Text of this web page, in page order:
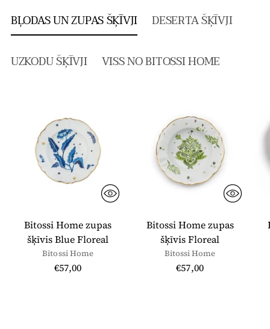
BĻODAS UN ZUPAS ŠĶĪVJI DESERTA ŠĶĪVJI
UZKODU ŠĶĪVJI VISS NO BITOSSI HOME
Bitossi Home zupas
šķīvis Blue Floreal
Bitossi Home
€57,00
Bitossi Home zupas
šķīvis Floreal
Bitossi Home
€57,00